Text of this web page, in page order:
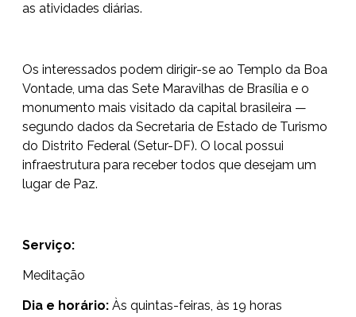
as atividades diárias.
Os interessados podem dirigir-se ao Templo da Boa
Vontade, uma das Sete Maravilhas de Brasília e o
monumento mais visitado da capital brasileira —
segundo dados da Secretaria de Estado de Turismo
do Distrito Federal (Setur-DF). O local possui
infraestrutura para receber todos que desejam um
lugar de Paz.
Serviço:
Meditação
Dia e horário: Às quintas-feiras, às 19 horas